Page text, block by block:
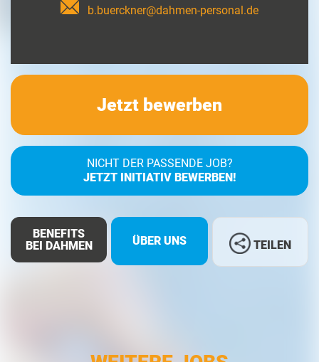
b.buerckner@dahmen-personal.de
Jetzt bewerben
NICHT DER PASSENDE JOB?
JETZT INITIATIV BEWERBEN!
BENEFITS
BEI DAHMEN
ÜBER UNS TEILEN